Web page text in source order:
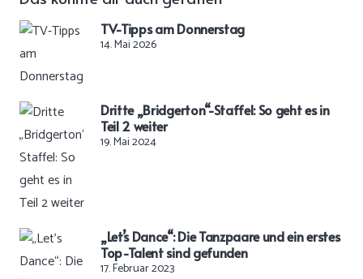
TV-Tipps am Donnerstag
14. Mai 2026
Dritte „Bridgerton“-Staffel: So geht es in
Teil 2 weiter
19. Mai 2024
„Let’s Dance“: Die Tanzpaare und ein erstes
Top-Talent sind gefunden
17. Februar 2023